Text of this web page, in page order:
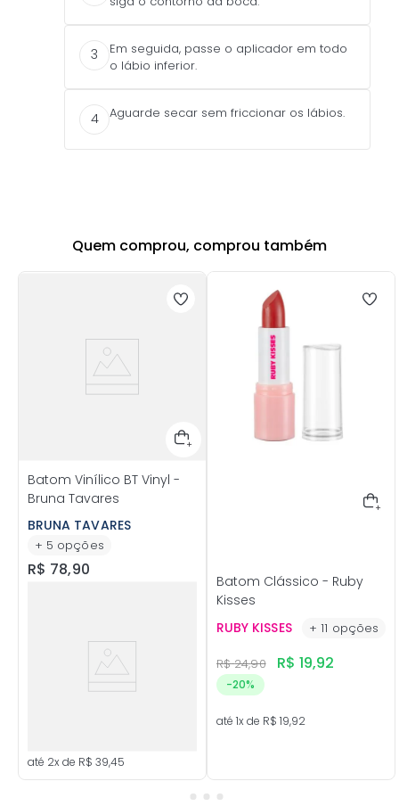
3
Em seguida, passe o aplicador em todo
o lábio inferior.
4 Aguarde secar sem friccionar os lábios.
Quem comprou, comprou também
Batom Vinílico BT Vinyl -
Bruna Tavares
BRUNA TAVARES
+ 5 opções
R$ 78,90
até 2x de R$ 39,45
Batom Clássico - Ruby
Kisses
RUBY KISSES
+11 opções
R$ 24,90 R$ 19,92
-20%
até 1x de R$ 19,92